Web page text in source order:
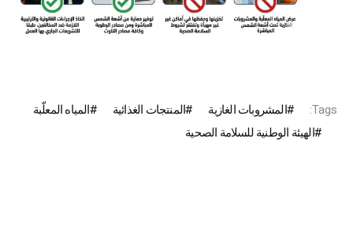
Tags: المشروبات الغازية المنتجات الغذائية
المياه المعلّبة
الهيئة الوطنية للسلامة الصحية